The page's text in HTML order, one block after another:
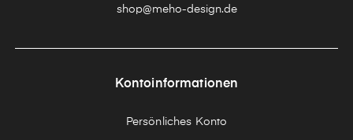
shop@meho-design.de
Kontoinformationen
Persönliches Konto